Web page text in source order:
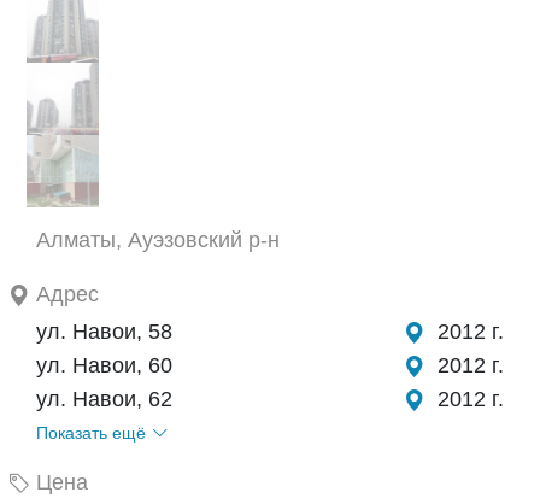
Алматы, Ауэзовский р-н
Адрес
ул. Навои, 58
2012 г.
ул. Навои, 60
2012 г.
ул. Навои, 62
2012 г.
Показать ещё
Цена